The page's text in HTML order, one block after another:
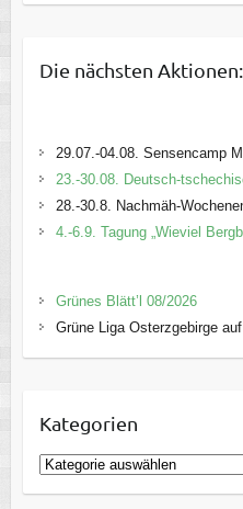
Die nächsten Aktionen:
29.07.-04.08. Sensencamp
23.-30.08. Deutsch-
28.-30.8. Nachmäh-
4.-6.9. Tagung „Wieviel
Grünes Blätt’l 08/2026
Grüne Liga Osterzgebirge auf
Kategorien
K
a